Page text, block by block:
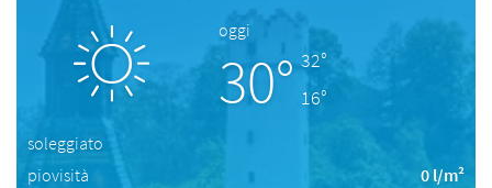
oggi
30° 32°
16°
soleggiato
piovisità
0 l/m²